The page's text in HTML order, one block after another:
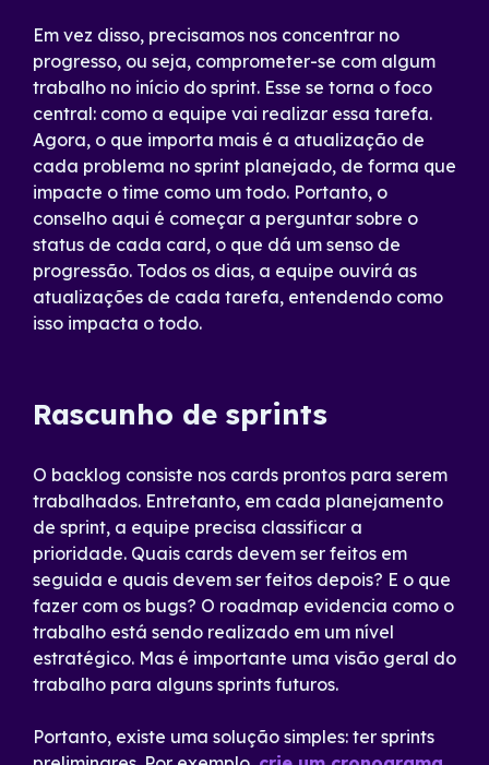
Em vez disso, precisamos nos concentrar no
progresso, ou seja, comprometer-se com algum
trabalho no início do sprint. Esse se torna o foco
central: como a equipe vai realizar essa tarefa.
Agora, o que importa mais é a atualização de
cada problema no sprint planejado, de forma que
impacte o time como um todo. Portanto, o
conselho aqui é começar a perguntar sobre o
status de cada card, o que dá um senso de
progressão. Todos os dias, a equipe ouvirá as
atualizações de cada tarefa, entendendo como
isso impacta o todo.
Rascunho de sprints
O backlog consiste nos cards prontos para serem
trabalhados. Entretanto, em cada planejamento
de sprint, a equipe precisa classificar a
prioridade. Quais cards devem ser feitos em
seguida e quais devem ser feitos depois? E o que
fazer com os bugs? O roadmap evidencia como o
trabalho está sendo realizado em um nível
estratégico. Mas é importante uma visão geral do
trabalho para alguns sprints futuros.
Portanto, existe uma solução simples: ter sprints